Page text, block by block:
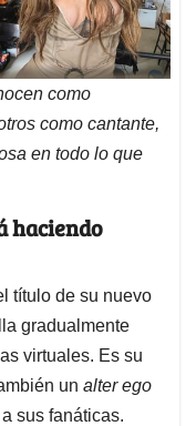
como
como cantante,
en todo lo que
haciendo
título de su nuevo
gradualmente
virtuales. Es su
un alter ego
sus fanáticas.